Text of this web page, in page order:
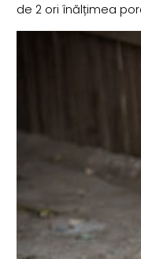
de 2 ori înălțimea